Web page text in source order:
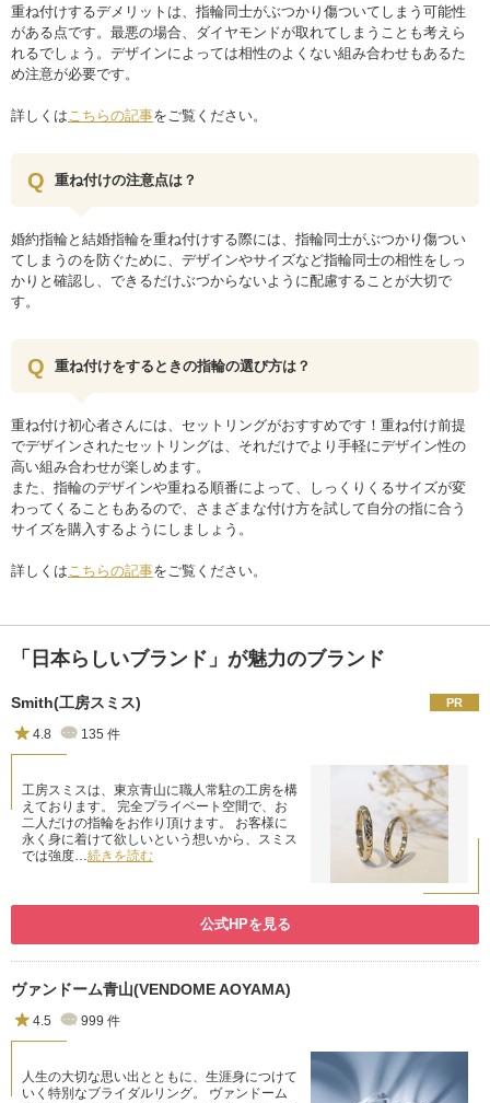
重ね付けするデメリットは、指輪同士がぶつかり傷ついてしまう可能性
がある点です。最悪の場合、ダイヤモンドが取れてしまうことも考えら
れるでしょう。デザインによっては相性のよくない組み合わせもあるた
め注意が必要です。
詳しくは こちらの記事をご覧ください。
重ね付けの注意点は？
婚約指輪と結婚指輪を重ね付けする際には、指輪同士がぶつかり傷つい
てしまうのを防ぐために、デザインやサイズなど指輪同士の相性をしっ
かりと確認し、できるだけぶつからないように配慮することが大切で
す。
重ね付けをするときの指輪の選び方は？
重ね付け初心者さんには、セットリングがおすすめです！重ね付け前提
でデザインされたセットリングは、それだけでより手軽にデザイン性の
高い組み合わせが楽しめます。
また、指輪のデザインや重ねる順番によって、しっくりくるサイズが変
わってくることもあるので、さまざまな付け方を試して自分の指に合う
サイズを購入するようにしましょう。
詳しくは こちらの記事をご覧ください。
「日本らしいブランド」が魅力のブランド
Smith(工房スミス)
4.8 135 件
工房スミスは、東京青山に職人常駐の工房を構
えております。 完全プライベート空間で、お
二人だけの指輪をお作り頂けます。 お客様に
永く身に着けて欲しいという想いから、スミス
では強度…続きを読む
公式HPを見る
ヴァンドーム青山(VENDOME AOYAMA)
4.5 999 件
人生の大切な思い出とともに、生涯身につけて
いく特別なブライダルリング。 ヴァンドーム